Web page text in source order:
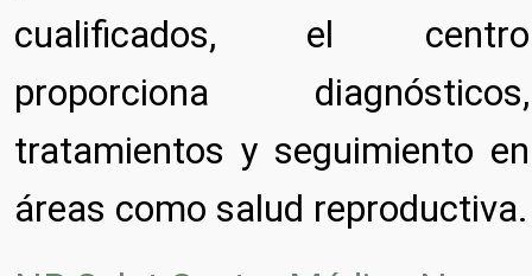
cualificados, el centro
proporciona diagnósticos,
tratamientos y seguimiento en
áreas como salud reproductiva.